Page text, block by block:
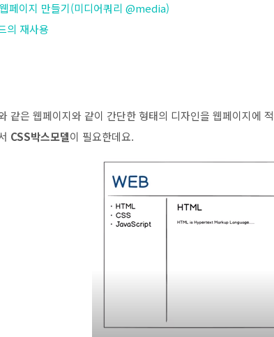
페이지 만들기(미디어쿼리 @media)
의 재사용
같은 웹페이지와 같이 간단한 형태의 디자인을 웹페이지에
CSS박스모델이 필요한데요.